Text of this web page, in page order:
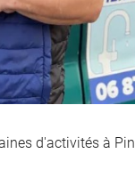
d'activités à